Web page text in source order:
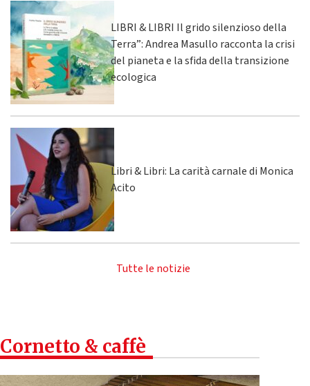
LIBRI & LIBRI Il grido silenzioso della
Terra”: Andrea Masullo racconta la crisi
del pianeta e la sfida della transizione
ecologica
Libri & Libri: La carità carnale di Monica
Acito
Tutte le notizie
Cornetto & caffè